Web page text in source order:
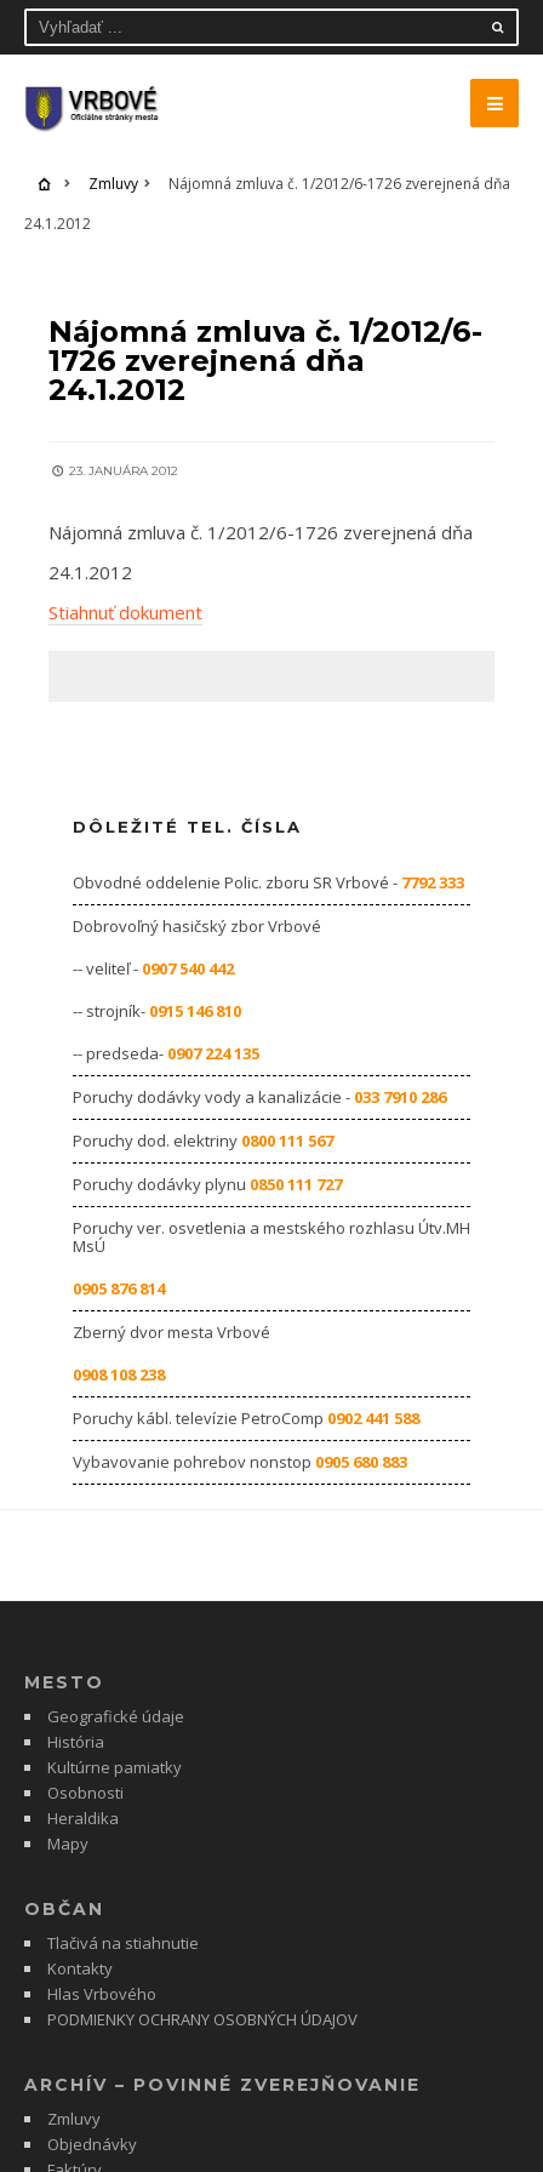
Zmluvy
Nájomná zmluva č. 1/2012/6-1726 zverejnená dňa
24.1.2012
Nájomná zmluva č. 1/2012/6-
1726 zverejnená dňa
24.1.2012
23. JANUÁRA 2012
Nájomná zmluva č. 1/2012/6-1726 zverejnená dňa
24.1.2012
Stiahnuť dokument
DÔLEŽITÉ TEL. ČÍSLA
Obvodné oddelenie Polic. zboru SR Vrbové - 7792 333
Dobrovoľný hasičský zbor Vrbové
-- veliteľ - 0907 540 442
-- strojník- 0915 146 810
-- predseda- 0907 224 135
Poruchy dodávky vody a kanalizácie - 033 7910 286
Poruchy dod. elektriny 0800 111 567
Poruchy dodávky plynu 0850 111 727
Poruchy ver. osvetlenia a mestského rozhlasu Útv.MH
MsÚ
0905 876 814
Zberný dvor mesta Vrbové
0908 108 238
Poruchy kábl. televízie PetroComp 0902 441 588
Vybavovanie pohrebov nonstop 0905 680 883
MESTO
Geografické údaje
História
Kultúrne pamiatky
Osobnosti
Heraldika
Mapy
OBČAN
Tlačivá na stiahnutie
Kontakty
Hlas Vrbového
PODMIENKY OCHRANY OSOBNÝCH ÚDAJOV
ARCHÍV – POVINNÉ ZVEREJŇOVANIE
Zmluvy
Objednávky